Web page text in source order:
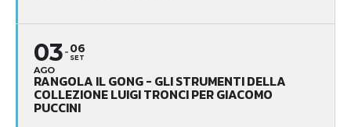
03
AGO
06
SET
RANGOLA IL GONG - GLI STRUMENTI DELLA
COLLEZIONE LUIGI TRONCI PER GIACOMO
PUCCINI